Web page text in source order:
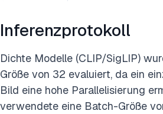
Inferenzprotokoll
Dichte Modelle (CLIP/SigLIP)
Größe von 32 evaluiert, da ein
Bild eine hohe Parallelisierung
verwendete eine Batch-Größe